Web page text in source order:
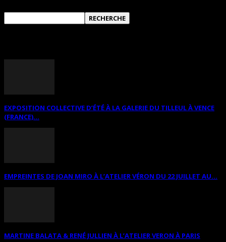
EXPOSITION COLLECTIVE D’ÉTÉ À LA GALERIE DU TILLEUL À VENCE
(FRANCE)...
EMPREINTES DE JOAN MIRO À L’ATELIER VÉRON DU 22 JUILLET AU...
MARTINE BALATA & RENÉ JULLIEN À L’ATELIER VERON À PARIS